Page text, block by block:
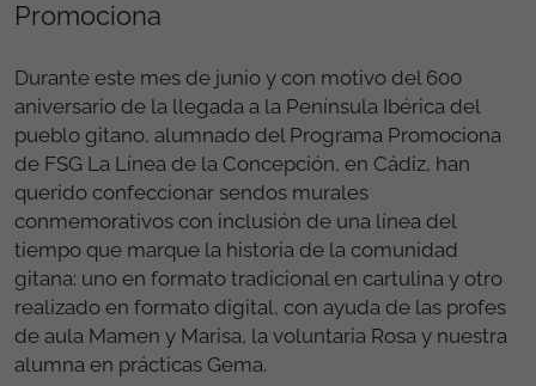
Promociona
Durante este mes de junio y con motivo del 600
aniversario de la llegada a la Península Ibérica del
pueblo gitano, alumnado del Programa Promociona
de FSG La Línea de la Concepción, en Cádiz, han
querido confeccionar sendos murales
conmemorativos con inclusión de una línea del
tiempo que marque la historia de la comunidad
gitana: uno en formato tradicional en cartulina y otro
realizado en formato digital, con ayuda de las profes
de aula Mamen y Marisa, la voluntaria Rosa y nuestra
alumna en prácticas Gema.